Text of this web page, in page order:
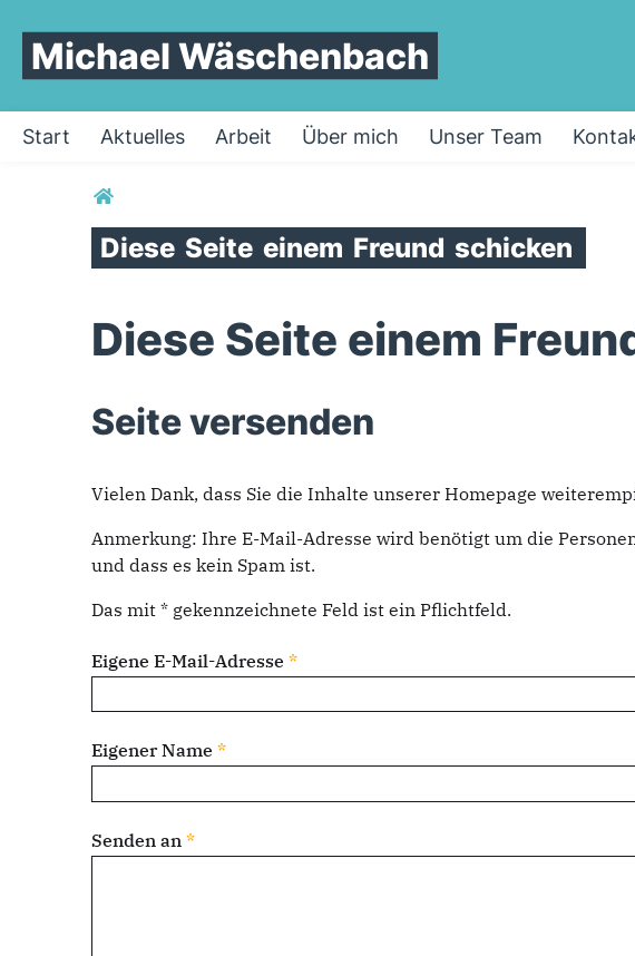
Michael Wäschenbach
Start Aktuelles Arbeit Über mich Unser Team
Sie sind hier
Diese Seite einem Freund schicken
Diese Seite einem
Seite versenden
Vielen Dank, dass Sie die Inhalte unserer Homepage
Anmerkung: Ihre E-Mail-Adresse wird benötigt um die
und dass es kein Spam ist.
Das mit * gekennzeichnete Feld ist ein Pflichtfeld.
Eigene E-Mail-Adresse *
Eigener Name *
Senden an *